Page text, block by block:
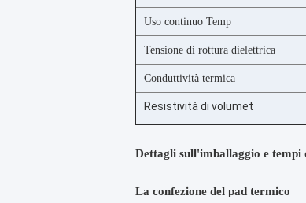
Uso continuo Temp
Tensione di rottura dielettrica
Conduttività termica
Resistività di volumet
Dettagli sull'imballaggio e tempi
La confezione del pad termico